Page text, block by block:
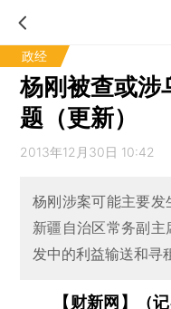
政经
杨刚被查或涉
题（更新）
2013年12月30日 10:42
杨刚涉案可能主要
新疆自治区常务副
发中的利益输送和寻
【财新网】（记